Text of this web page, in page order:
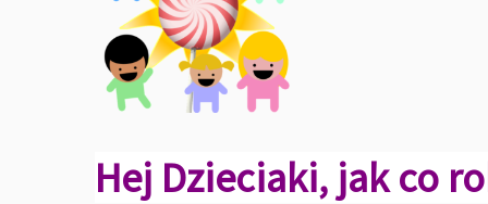
Hej Dzieciaki, jak co